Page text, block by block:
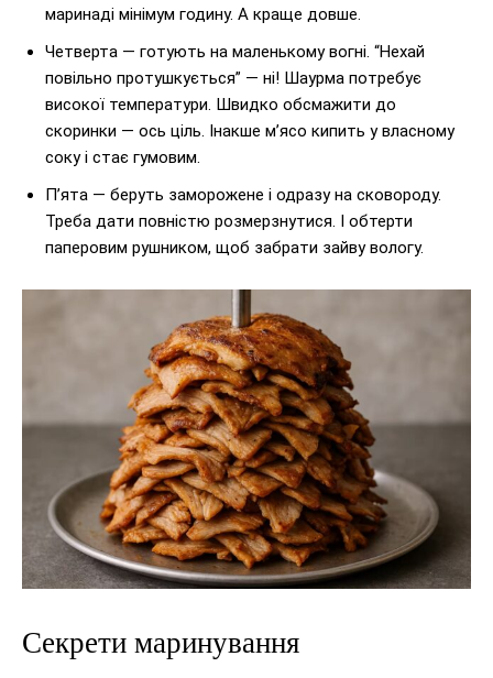
маринаді мінімум годину. А краще довше.
Четверта — готують на маленькому вогні. “Нехай
повільно протушкується” — ні! Шаурма потребує
високої температури. Швидко обсмажити до
скоринки — ось ціль. Інакше м’ясо кипить у власному
соку і стає гумовим.
П’ята — беруть заморожене і одразу на сковороду.
Треба дати повністю розмерзнутися. І обтерти
паперовим рушником, щоб забрати зайву вологу.
Секрети маринування